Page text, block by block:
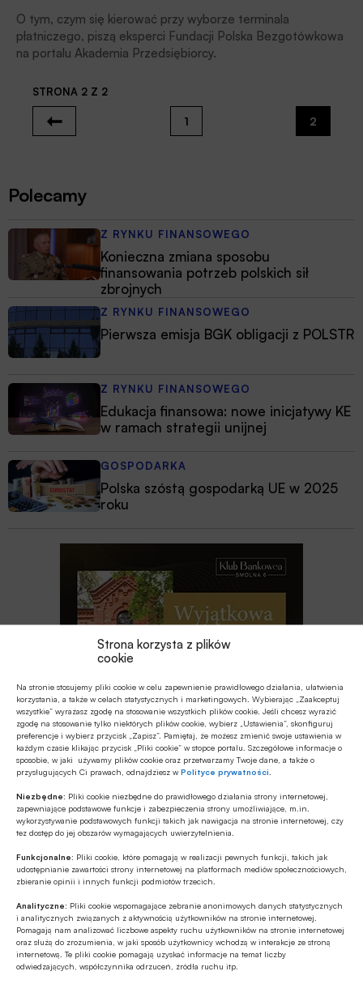
Strona korzysta z plików
cookie
Na stronie stosujemy pliki cookie w celu zapewnienie prawidłowego działania, ułatwienia
korzystania, a także w celach statystycznych i marketingowych. Wybierając „Zaakceptuj
wszystkie” wyrażasz zgodę na stosowanie wszystkich plików cookie. Jeśli chcesz wyrazić
zgodę na stosowanie tylko niektórych plików cookie, wybierz „Ustawienia”, skonfiguruj
preferencje i wybierz przycisk „Zapisz”. Pamiętaj, że możesz zmienić swoje ustawienia w
każdym czasie klikając przycisk „Pliki cookie” w stopce portalu. Szczegółowe informacje o
sposobie, w jaki używamy plików cookie oraz przetwarzamy Twoje dane, a także o
przysługujących Ci prawach, odnajdziesz wPolityce prywatności
Niezbędne: Pliki cookie niezbędne do prawidłowego działania strony internetowej,
zapewniające podstawowe funkcje i zabezpieczenia strony umożliwiające, m.in.
wykorzystywanie podstawowych funkcji takich jak nawigacja na stronie internetowej, czy
tez dostęp do jej obszarów wymagających uwierzytelnienia.
Funkcjonalne: Pliki cookie, które pomagają w realizacji pewnych funkcji, takich jak
udostępnianie zawartości strony internetowej na platformach mediów społecznościowych,
zbieranie opinii i innych funkcji podmiotów trzecich.
Analityczne: Pliki cookie wspomagające zebranie anonimowych danych statystycznych
i analitycznych związanych z aktywnością użytkowników na stronie internetowej.
Pomagają nam analizować liczbowe aspekty ruchu użytkowników na stronie internetowej
oraz służą do zrozumienia, w jaki sposób użytkownicy wchodzą w interakcje ze stroną
internetową. Te pliki cookie pomagają uzyskać informacje na temat liczby
odwiedzających, współczynnika odrzuceń, źródła ruchu itp.
O tym, czym się kierować przy wyborze terminala
płatniczego, piszą eksperci Fundacji Polska Bezgotówkowa
na portalu Akademia Przedsiębiorcy.
STRONA 2 Z 2
1 2
Polecamy
Z RYNKU FINANSOWEGO
Konieczna zmiana sposobu
finansowania potrzeb polskich sił
zbrojnych
Z RYNKU FINANSOWEGO
Pierwsza emisja BGK obligacji z POLSTR
Z RYNKU FINANSOWEGO
Edukacja finansowa: nowe inicjatywy KE
w ramach strategii unijnej
GOSPODARKA
Polska szóstą gospodarką UE w 2025
roku
Najnowsze
Z RYNKU FINANSOWEGO
wydatków obronnych przez NBP
Leasing w Polsce rośnie znacznie silniej
niż nasze PKB